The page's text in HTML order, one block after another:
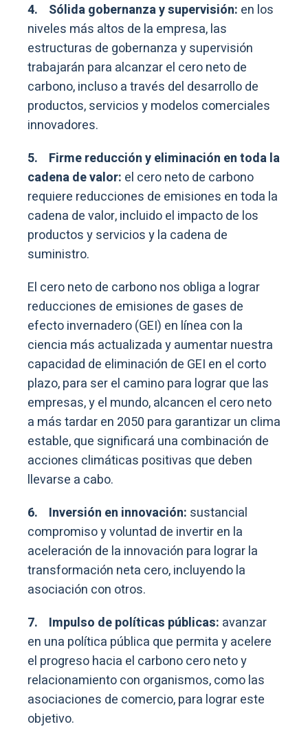
4. Sólida gobernanza y supervisión: en los
niveles más altos de la empresa, las
estructuras de gobernanza y supervisión
trabajarán para alcanzar el cero neto de
carbono, incluso a través del desarrollo de
productos, servicios y modelos comerciales
innovadores.
5. Firme reducción y eliminación en toda la
cadena de valor: el cero neto de carbono
requiere reducciones de emisiones en toda la
cadena de valor, incluido el impacto de los
productos y servicios y la cadena de
suministro.
El cero neto de carbono nos obliga a lograr
reducciones de emisiones de gases de
efecto invernadero (GEI) en línea con la
ciencia más actualizada y aumentar nuestra
capacidad de eliminación de GEI en el corto
plazo, para ser el camino para lograr que las
empresas, y el mundo, alcancen el cero neto
a más tardar en 2050 para garantizar un clima
estable, que significará una combinación de
acciones climáticas positivas que deben
llevarse a cabo.
6. Inversión en innovación: sustancial
compromiso y voluntad de invertir en la
aceleración de la innovación para lograr la
transformación neta cero, incluyendo la
asociación con otros.
7. Impulso de políticas públicas: avanzar
en una política pública que permita y acelere
el progreso hacia el carbono cero neto y
relacionamiento con organismos, como las
asociaciones de comercio, para lograr este
objetivo.